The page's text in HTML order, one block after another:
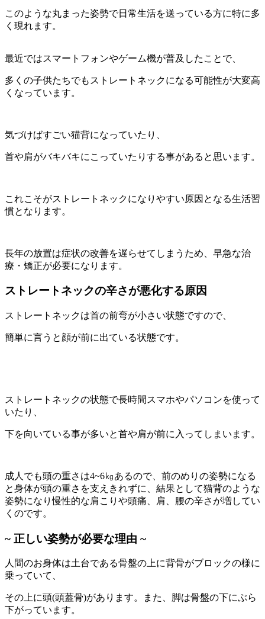
このような丸まった姿勢で日常生活を送っている方に特に多
く現れます。
最近ではスマートフォンやゲーム機が普及したことで、
多くの子供たちでもストレートネックになる可能性が大変高
くなっています。
気づけばすごい猫背になっていたり、
首や肩がバキバキにこっていたりする事があると思います。
これこそがストレートネックになりやすい原因となる生活習
慣となります。
長年の放置は症状の改善を遅らせてしまうため、早急な治
療・矯正が必要になります。
ストレートネックの辛さが悪化する原因
ストレートネックは首の前弯が小さい状態ですので、
簡単に言うと顔が前に出ている状態です。
ストレートネックの状態で長時間スマホやパソコンを使って
いたり、
下を向いている事が多いと首や肩が前に入ってしまいます。
成人でも頭の重さは4~6㎏あるので、前のめりの姿勢になる
と身体が頭の重さを支えきれずに、 結果として猫背のような
姿勢になり慢性的な肩こりや頭痛、
肩、腰の辛さが増してい
くのです。
~ 正しい姿勢が必要な理由 ~
人間のお身体は土台である骨盤の上に背骨がブロックの様に
乗っていて、
その上に頭(頭蓋骨)があります。また、 脚は骨盤の下にぶら
下がっています。